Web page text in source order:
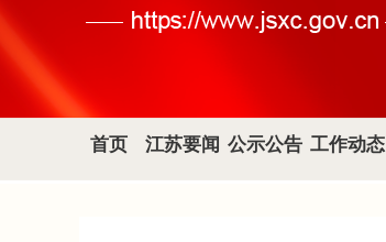
首页 江苏要闻 公示公告 工作动态